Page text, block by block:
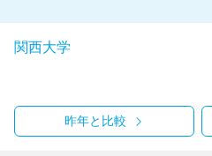
関西大学
昨年と比較